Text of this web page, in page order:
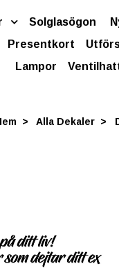
Solglasögon
Presentkort
Lampor
Alla Dekaler